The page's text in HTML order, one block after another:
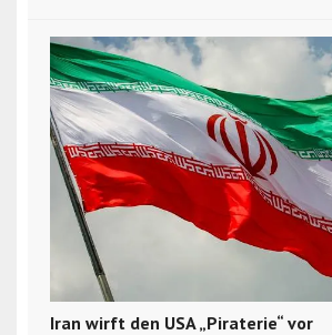
Iran wirft den USA „Piraterie“ vor